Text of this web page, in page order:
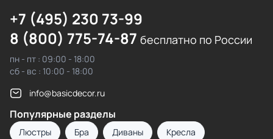
+7 (495) 230 73-99
8 (800) 775-74-87 бесплатно по России
пн - пт : 09:00 - 18:00
сб - вс : 10:00 - 18:00
info@basicdecor.ru
Популярные разделы
Люстры Бра Диваны Кресла